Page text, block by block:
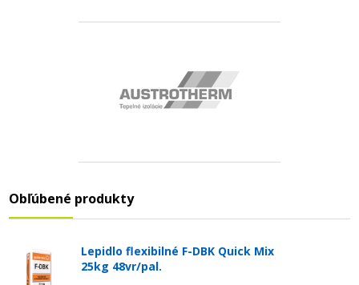
Obľúbené produkty
Lepidlo flexibilné F-DBK Quick Mix
25kg 48vr/pal.